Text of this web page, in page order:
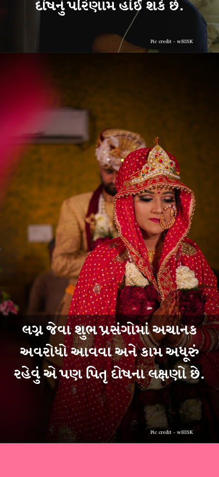
દોષનું પરિણામ હોઈ શકે છે.
Pic credit - wHISK
લગ્ન જેવા શુભ પ્રસંગોમાં અચાનક
અવરોધો આવવા અને કામ અધૂરું
રહેવું એ પણ પિતૃ દોષના લક્ષણો છે.
Pic credit - wHISK